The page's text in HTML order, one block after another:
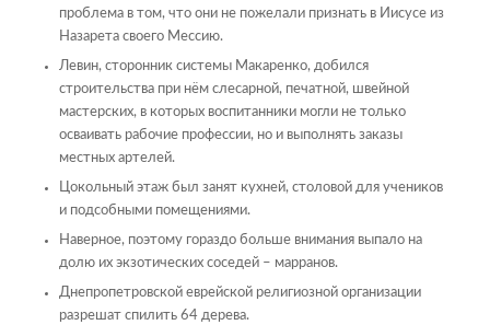
проблема в том, что они не пожелали признать в Иисусе из
Назарета своего Мессию.
Левин, сторонник системы Макаренко, добился
строительства при нём слесарной, печатной, швейной
мастерских, в которых воспитанники могли не только
осваивать рабочие профессии, но и выполнять заказы
местных артелей.
Цокольный этаж был занят кухней, столовой для учеников
и подсобными помещениями.
Наверное, поэтому гораздо больше внимания выпало на
долю их экзотических соседей – марранов.
Днепропетровской еврейской религиозной организации
разрешат спилить 64 дерева.